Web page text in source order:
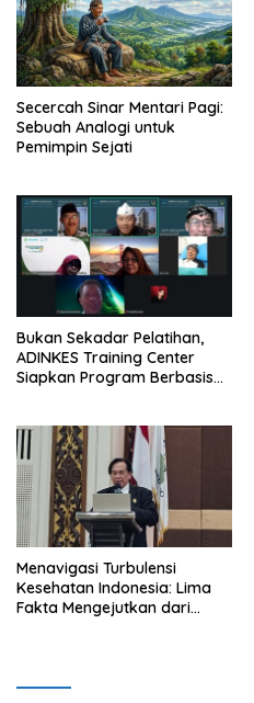
Secercah Sinar Mentari Pagi:
Sebuah Analogi untuk
Pemimpin Sejati
Bukan Sekadar Pelatihan,
ADINKES Training Center
Siapkan Program Berbasis
Menavigasi Turbulensi
Kesehatan Indonesia: Lima
Fakta Mengejutkan dari